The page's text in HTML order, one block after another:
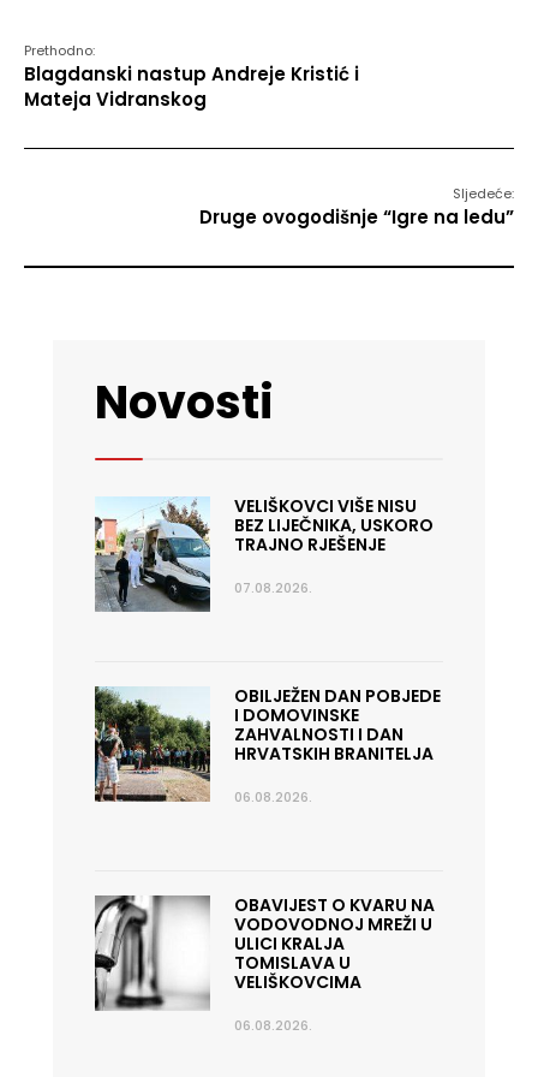
Prethodno:
Blagdanski nastup Andreje Kristić i
Mateja Vidranskog
Sljedeće:
Druge ovogodišnje “Igre na ledu”
Novosti
VELIŠKOVCI VIŠE NISU
BEZ LIJEČNIKA, USKORO
TRAJNO RJEŠENJE
07.08.2026.
OBILJEŽEN DAN POBJEDE
I DOMOVINSKE
ZAHVALNOSTI I DAN
HRVATSKIH BRANITELJA
06.08.2026.
OBAVIJEST O KVARU NA
VODOVODNOJ MREŽI U
ULICI KRALJA
TOMISLAVA U
VELIŠKOVCIMA
06.08.2026.